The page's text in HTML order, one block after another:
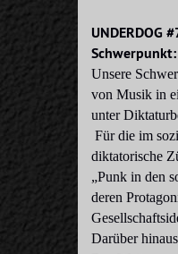
UNDERDOG
Unsere
von Musik in
unter
Für die im
diktatorische
„Punk in den
deren
Darüber